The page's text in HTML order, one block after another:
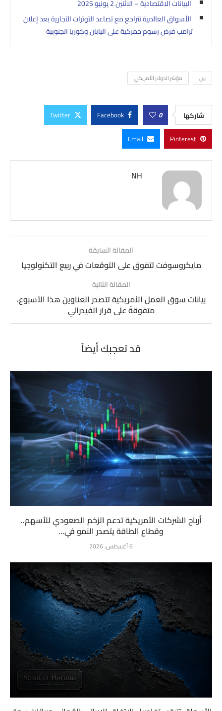
البيانات الاقتصادية – الاثنين 2 يونيو 2025
الأسواق العالمية تتراجع مع تصاعد التوترات التجارية بعد إعلان
ترامب فرض رسوم جمركية على اليابان وكوريا الجنوبية
:ين مؤشر الدولار الأمريكي
شاركها 0
Facebook
Twitter
Pinterest
Email
NH
المقالة السابقة
مايكروسوفت تتفوق على التوقعات في ربيع التكنولوجيا
المقالة التالية
بيانات سوق العمل الأمريكية تتصدر العناوين هذا الأسبوع،
متفوقةً على قرار الفيدرالي
قد تعجبك أيضاً
أرباح الشركات الأمريكية تدعم الزخم الصعودي للأسهم..
وقطاع الطاقة يتصدر النمو في...
6 أغسطس، 2026